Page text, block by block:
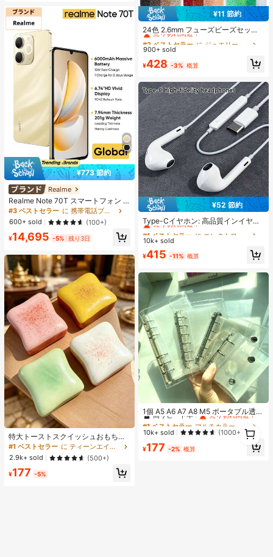
¥773 節約
Realme
Realme Note 70T スマートフォン 4
GB+64GB/4GB+128GB/4GB+256G
B グローバル版 4G LTE、Android 15
アンロック携帯電話、6000mAh大
容量バッテリー、50MP AIカメラ、9
0Hzスクリーン モバイルフォン プラ
プセット、アダプターなし、ベトナ
ムSIMロック
#3 ベストセラー
に 携帯電話ブランド 携帯電話
600+ sold
(100+)
¥14,695 -5% 残り3日
特大トーストスクイッシュおもち
ゃ、超ソフトバタートーストストレ
ス解消スクイーズおもちゃ、ピン
ク、イエロー、ホワイト、グリーン
の4色展開、ストレス解消スクイッ
シュおもちゃ -- 誕生日やホリデーギ
#1 ベストセラー
に ティーンエイジャー向けのスクイーズおもちゃ
2.9k+ sold
(500+)
¥177 -5%
¥11 節約
24色 2.6mm フューズビーズセッ
ト、大人向けピクセルアートDIYパ
ズル、フューズビーズハンドメイド
DIYアイロンビーズハンドメイドク
ー、パーティーギフト、リフィルビ
ーズセット
#2 ベストセラー
に ジュエリー製作セット
売り切れ間近！
#2 ベストセラー
売り切れ間近！
#2 ベストセラー
売り切れ間近！
#2 ベストセラー
売り切れ間近！
900+ sold
¥428 -3% 概算
¥52 節約
Type-Cイヤホン: 高品質インイヤー
ヘッドホン、3ボタンインラインコ
ントロール内蔵、音楽再生、通話応
答、音量調整が簡単。17/16/15シリ
ーズ、Plus、Pro、Pro Maxモデル対
#1 ベストセラー
に エレクトロニクス
売り切れ間近！
#1 ベストセラー
売り切れ間近！
#1 ベストセラー
売り切れ間近！
#1 ベストセラー
10k+ sold
¥415 -11% 概算
1個 A5 A6 A7 A8 M5 ポータブル透明
ルーズリーフバインダー、透明ステ
ッカーブック、シールブック、ステ
ッカーブック、写真収納バッグ、フ
ォトアルバム、貯金プランブック、
プランナー、ノート、オフィス文房
#1 ベストセラー
マルチカラー バインダー
高リピート率
売り切れ間近！
#1 ベストセラー
マルチカラー バインダー
高リピート率
売り切れ間近！
#1 ベストセラー
マルチカラー バインダー
高リピート率
売り切れ間近！
#1 ベストセラー
高リピート率
売り切れ間近！
10k+ sold (1000+)
¥177 -2% 概算